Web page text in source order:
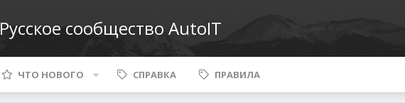
Русское сообщество AutoIT
ЧТО НОВОГО СПРАВКА ПРАВИЛА